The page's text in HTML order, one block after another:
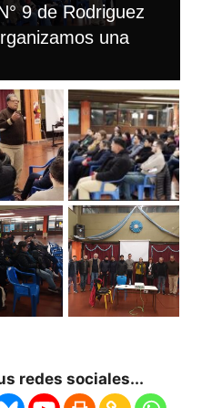
9 de Rodriguez
una
redes sociales...